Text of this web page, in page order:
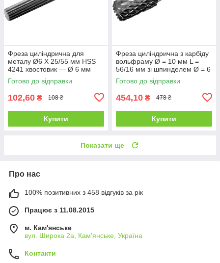
Фреза циліндрична для
металу Ø6 X 25/55 мм HSS
4241 хвостовик — Ø 6 мм
Yato YT-61719
Готово до відправки
102,60 ₴ 108 ₴
Купити
Фреза циліндрична з карбіду
вольфраму Ø = 10 мм L =
56/16 мм зі шпинделем Ø = 6
мм Yato YT-61722
Готово до відправки
454,10 ₴ 478 ₴
Купити
Показати ще
Про нас
100% позитивних з 458 відгуків за рік
Працює з 11.08.2015
м. Кам'янське
вул. Широка 2а, Кам'янське, Україна
Контакти